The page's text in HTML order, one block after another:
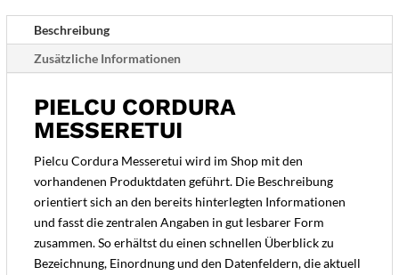
Beschreibung
Zusätzliche Informationen
PIELCU CORDURA
MESSERETUI
Pielcu Cordura Messeretui wird im Shop mit den
vorhandenen Produktdaten geführt. Die Beschreibung
orientiert sich an den bereits hinterlegten Informationen
und fasst die zentralen Angaben in gut lesbarer Form
zusammen. So erhältst du einen schnellen Überblick zu
Bezeichnung, Einordnung und den Datenfeldern, die aktuell